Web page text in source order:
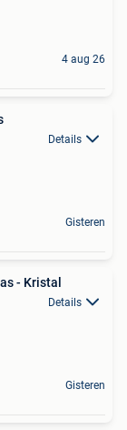
4 aug 26
Details
Gisteren
- Kristal
Details
Gisteren